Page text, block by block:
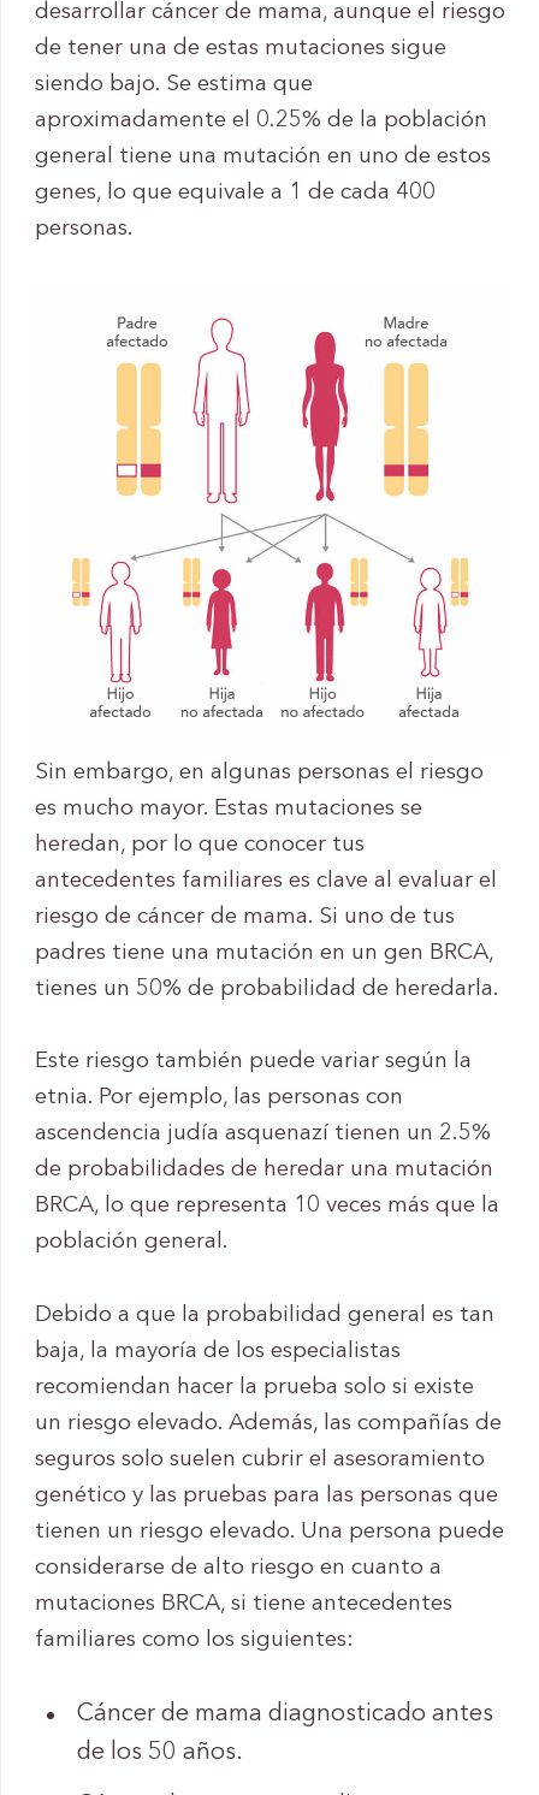
desarrollar cáncer de mama, aunque el riesgo
de tener una de estas mutaciones sigue
siendo bajo. Se estima que
aproximadamente el 0.25% de la población
general tiene una mutación en uno de estos
genes, lo que equivale a 1 de cada 400
personas.
Sin embargo, en algunas personas el riesgo
es mucho mayor. Estas mutaciones se
heredan, por lo que conocer tus
antecedentes familiares es clave al evaluar el
riesgo de cáncer de mama. Si uno de tus
padres tiene una mutación en un gen BRCA,
tienes un 50% de probabilidad de heredarla.
Este riesgo también puede variar según la
etnia. Por ejemplo, las personas con
ascendencia judía asquenazí tienen un 2.5%
de probabilidades de heredar una mutación
BRCA, lo que representa 10 veces más que la
población general.
Debido a que la probabilidad general es tan
baja, la mayoría de los especialistas
recomiendan hacer la prueba solo si existe
un riesgo elevado. Además, las compañías de
seguros solo suelen cubrir el asesoramiento
genético y las pruebas para las personas que
tienen un riesgo elevado. Una persona puede
considerarse de alto riesgo en cuanto a
mutaciones BRCA, si tiene antecedentes
familiares como los siguientes:
Cáncer de mama diagnosticado antes
de los 50 años.